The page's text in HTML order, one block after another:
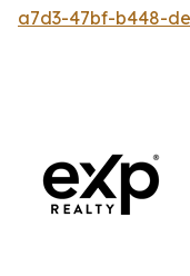
a7d3-47bf-b448-